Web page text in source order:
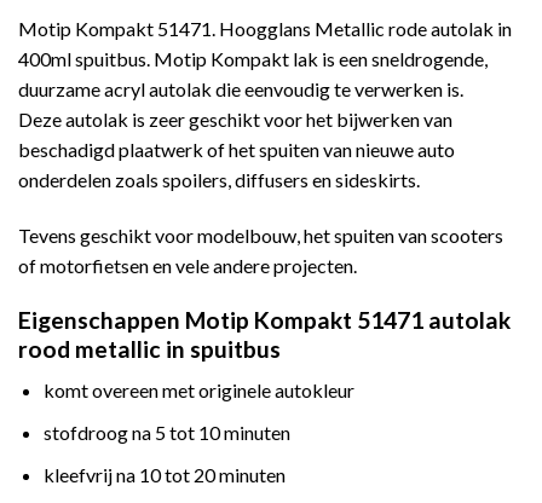
Motip Kompakt 51471. Hoogglans Metallic rode autolak in
400ml spuitbus. Motip Kompakt lak is een sneldrogende,
duurzame acryl autolak die eenvoudig te verwerken is.
Deze autolak is zeer geschikt voor het bijwerken van
beschadigd plaatwerk of het spuiten van nieuwe auto
onderdelen zoals spoilers, diffusers en sideskirts.
Tevens geschikt voor modelbouw, het spuiten van scooters
of motorfietsen en vele andere projecten.
Eigenschappen Motip Kompakt 51471 autolak
rood metallic in spuitbus
komt overeen met originele autokleur
stofdroog na 5 tot 10 minuten
kleefvrij na 10 tot 20 minuten